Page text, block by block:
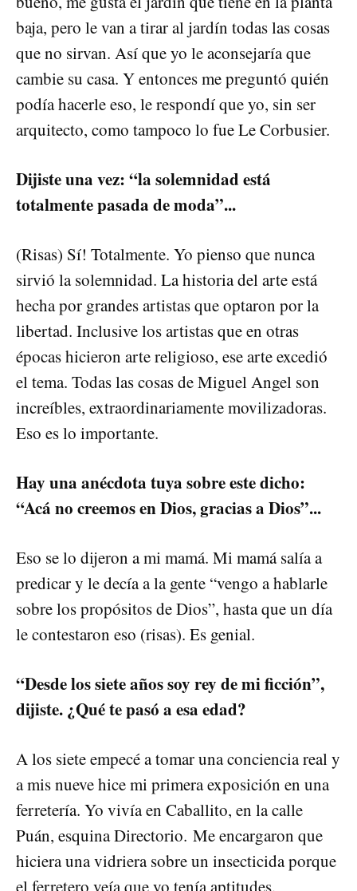
baja, pero le van a tirar al jardín todas las cosas
que no sirvan. Así que yo le aconsejaría que
cambie su casa. Y entonces me preguntó quién
podía hacerle eso, le respondí que yo, sin ser
arquitecto, como tampoco lo fue Le Corbusier.
Dijiste una vez: “la solemnidad está
totalmente pasada de moda”...
(Risas) Sí! Totalmente. Yo pienso que nunca
sirvió la solemnidad. La historia del arte está
hecha por grandes artistas que optaron por la
libertad. Inclusive los artistas que en otras
épocas hicieron arte religioso, ese arte excedió
el tema. Todas las cosas de Miguel Angel son
increíbles, extraordinariamente movilizadoras.
Eso es lo importante.
Hay una anécdota tuya sobre este dicho:
“Acá no creemos en Dios, gracias a Dios”...
Eso se lo dijeron a mi mamá. Mi mamá salía a
predicar y le decía a la gente “vengo a hablarle
sobre los propósitos de Dios”, hasta que un día
le contestaron eso (risas). Es genial.
“Desde los siete años soy rey de mi ficción”,
dijiste. ¿Qué te pasó a esa edad?
A los siete empecé a tomar una conciencia real y
a mis nueve hice mi primera exposición en una
ferretería. Yo vivía en Caballito, en la calle
Puán, esquina Directorio. Me encargaron que
hiciera una vidriera sobre un insecticida porque
el ferretero veía que yo tenía aptitudes.